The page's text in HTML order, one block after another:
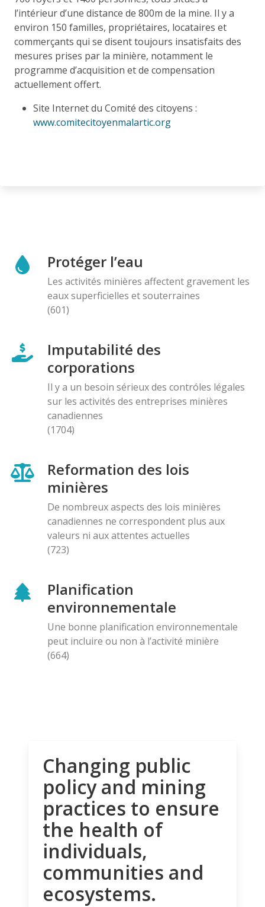
l’intérieur d’une distance de 800m de la mine. Il y a
environ 150 familles, propriétaires, locataires et
commerçants qui se disent toujours insatisfaits des
mesures prises par la minière, notamment le
programme d’acquisition et de compensation
actuellement offert.
Site Internet du Comité des citoyens :
www.comitecitoyenmalartic.org
Protéger l’eau
Les activités minières affectent gravement les
eaux superficielles et souterraines
(601)
Imputabilité des
corporations
Il y a un besoin sérieux des contróles légales
sur les activités des entreprises minières
canadiennes
(1704)
Reformation des lois
minières
De nombreux aspects des lois minières
canadiennes ne correspondent plus aux
valeurs ni aux attentes actuelles
(723)
Planification
environnementale
Une bonne planification environnementale
peut incluire ou non à l’activité minière
(664)
Changing public
policy and mining
practices to ensure
the health of
individuals,
communities and
ecosystems.